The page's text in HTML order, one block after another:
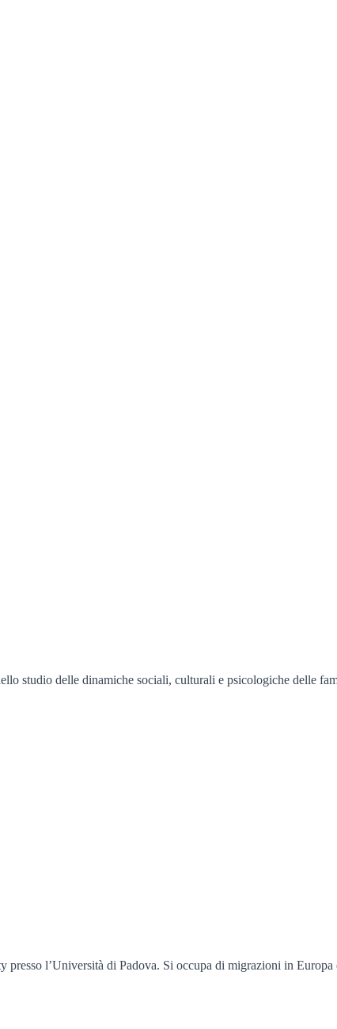
studio delle dinamiche sociali, culturali e psicologiche delle
l’Università di Padova. Si occupa di migrazioni in